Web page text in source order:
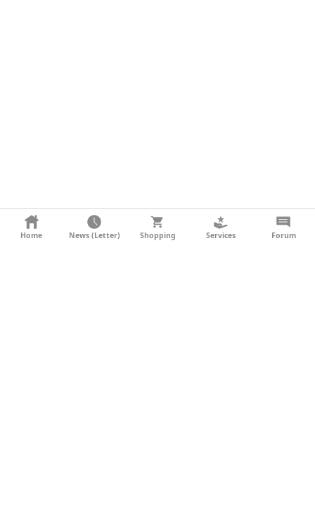
KONTAKT
Home News (Letter) Shopping Services Forum